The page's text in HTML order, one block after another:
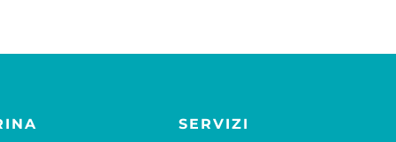
SERVIZI